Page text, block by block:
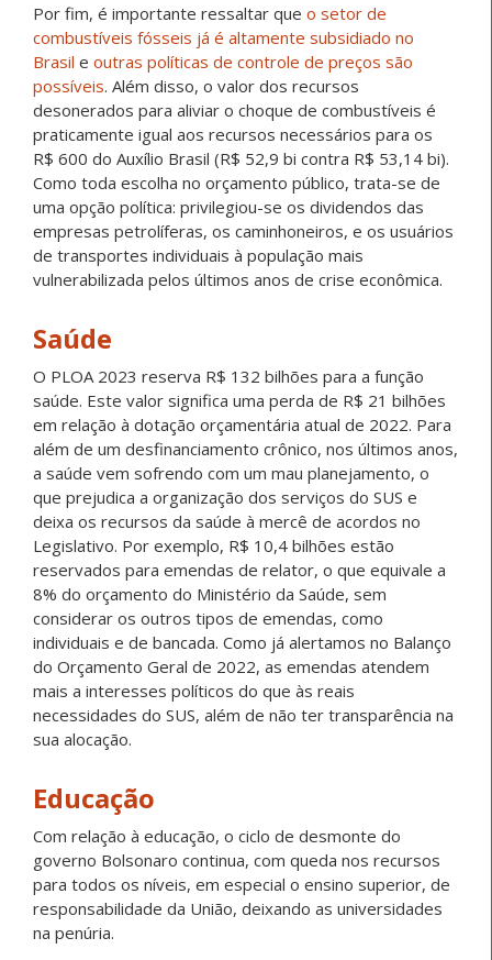
Por fim, é importante ressaltar que o setor de
combustíveis fósseis já é altamente subsidiado no
Brasil e outras políticas de controle de preços são
possíveis. Além disso, o valor dos recursos
desonerados para aliviar o choque de combustíveis é
praticamente igual aos recursos necessários para os
R$ 600 do Auxílio Brasil (R$ 52,9 bi contra R$ 53,14 bi).
Como toda escolha no orçamento público, trata-se de
uma opção política: privilegiou-se os dividendos das
empresas petrolíferas, os caminhoneiros, e os usuários
de transportes individuais à população mais
vulnerabilizada pelos últimos anos de crise econômica.
Saúde
O PLOA 2023 reserva R$ 132 bilhões para a função
saúde. Este valor significa uma perda de R$ 21 bilhões
em relação à dotação orçamentária atual de 2022. Para
além de um desfinanciamento crônico, nos últimos anos,
a saúde vem sofrendo com um mau planejamento, o
que prejudica a organização dos serviços do SUS e
deixa os recursos da saúde à mercê de acordos no
Legislativo. Por exemplo, R$ 10,4 bilhões estão
reservados para emendas de relator, o que equivale a
8% do orçamento do Ministério da Saúde, sem
considerar os outros tipos de emendas, como
individuais e de bancada. Como já alertamos no Balanço
do Orçamento Geral de 2022, as emendas atendem
mais a interesses políticos do que às reais
necessidades do SUS, além de não ter transparência na
sua alocação.
Educação
Com relação à educação, o ciclo de desmonte do
governo Bolsonaro continua, com queda nos recursos
para todos os níveis, em especial o ensino superior, de
responsabilidade da União, deixando as universidades
na penúria.